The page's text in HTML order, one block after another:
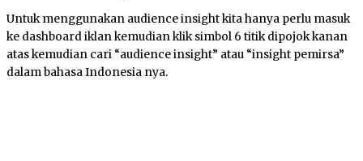
Untuk menggunakan audience insight kita hanya perlu masuk
ke dashboard iklan kemudian klik simbol 6 titik dipojok kanan
atas kemudian cari “audience insight” atau “insight pemirsa”
dalam bahasa Indonesia nya.